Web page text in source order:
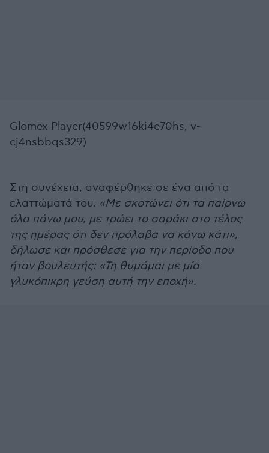
Glomex Player(40599w16ki4e70hs, v-
cj4nsbbqs329)
Στη συνέχεια, αναφέρθηκε σε ένα από τα
ελαττώματά του. «Με σκοτώνει ότι τα παίρνω
όλα πάνω μου, με τρώει το σαράκι στο τέλος
της ημέρας ότι δεν πρόλαβα να κάνω κάτι»,
δήλωσε και πρόσθεσε για την περίοδο που
ήταν βουλευτής: «Τη θυμάμαι με μία
γλυκόπικρη γεύση αυτή την εποχή».